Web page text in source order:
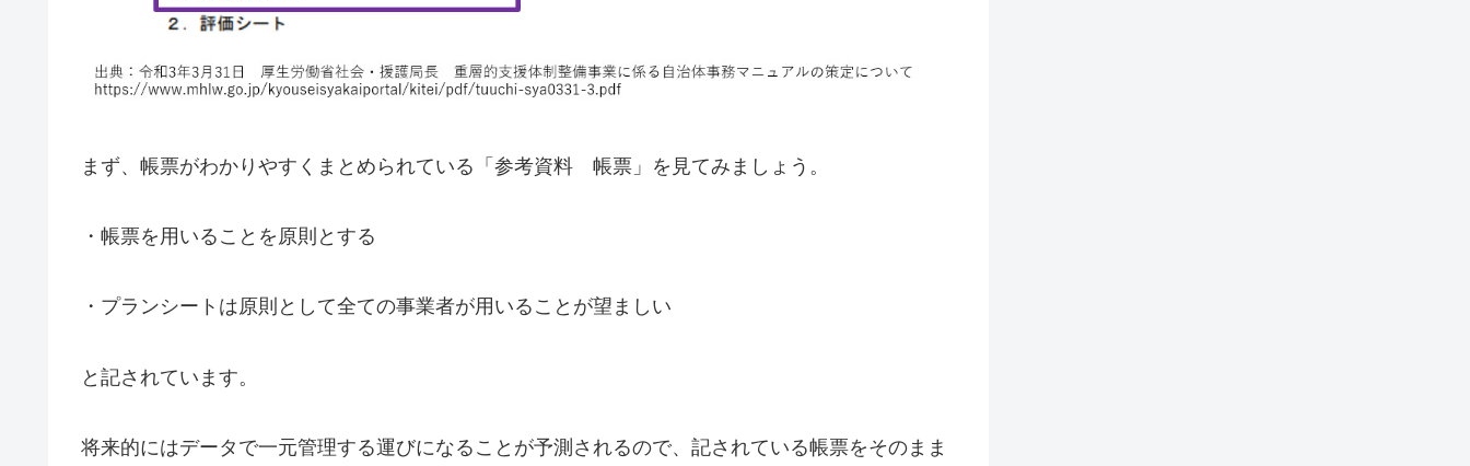
まず、帳票がわかりやすくまとめられている「参考資料 帳票」を見てみましょう。
・帳票を用いることを原則とする
・プランシートは原則として全ての事業者が用いることが望ましい
と記されています。
将来的にはデータで一元管理する運びになることが予測されるので、記されている帳票をそのまま